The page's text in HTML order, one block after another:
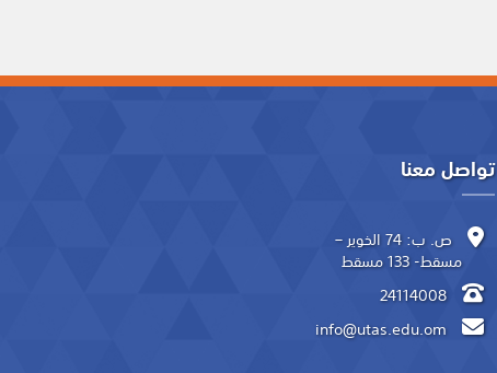
تواصل معنا
ص. ب: 74 الخوير –
مسقط- 133 مسقط
24114008